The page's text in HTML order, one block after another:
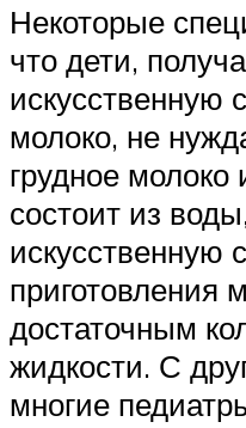
Некоторые
что дети,
искусственную
молоко, не
грудное молоко
состоит из
искусственную
приготовления
достаточным
жидкости. С
многие